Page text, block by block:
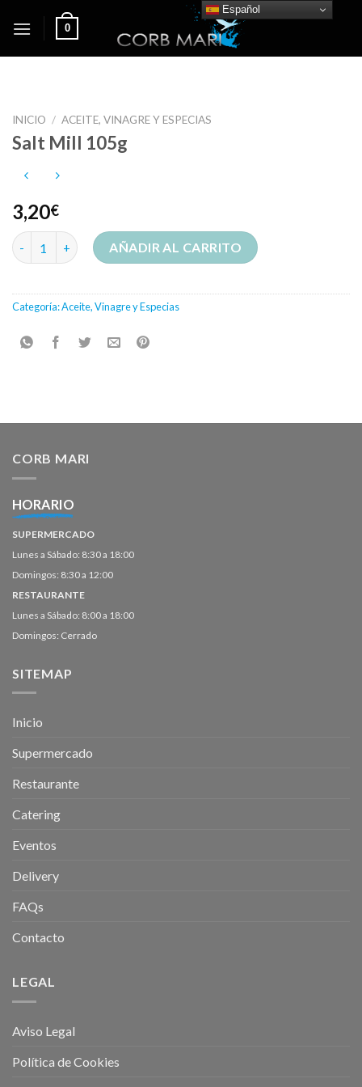
0
INICIO / ACEITE, VINAGRE Y ESPECIAS
Salt Mill 105g
3,20€
Salt Mill 105g cantidadAÑADIR AL CARRITO
Categoría:Aceite, Vinagre y Especias
CORB MARI
HORARIO
SUPERMERCADO
Lunes a Sábado: 8:30 a 18:00
Domingos: 8:30 a 12:00
RESTAURANTE
Lunes a Sábado: 8:00 a 18:00
Domingos: Cerrado
SITEMAP
Inicio
Supermercado
Restaurante
Catering
Eventos
Delivery
FAQs
Contacto
LEGAL
Aviso Legal
Política de Cookies
Español